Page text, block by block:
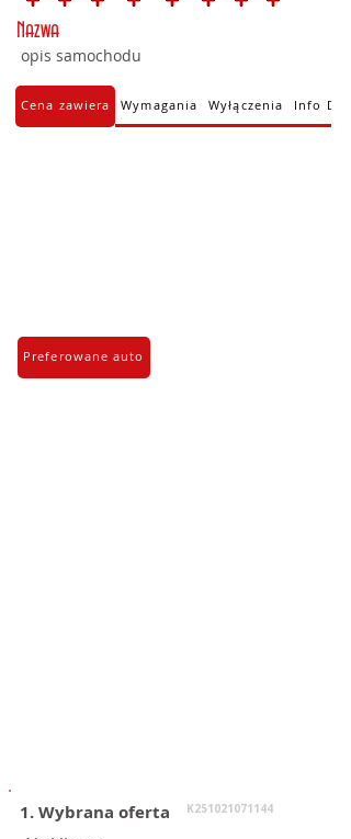
Nazwa
opis samochodu
Cena zawiera Wymagania Wyłączenia Info
Preferowane auto
1. Wybrana oferta K251021071144